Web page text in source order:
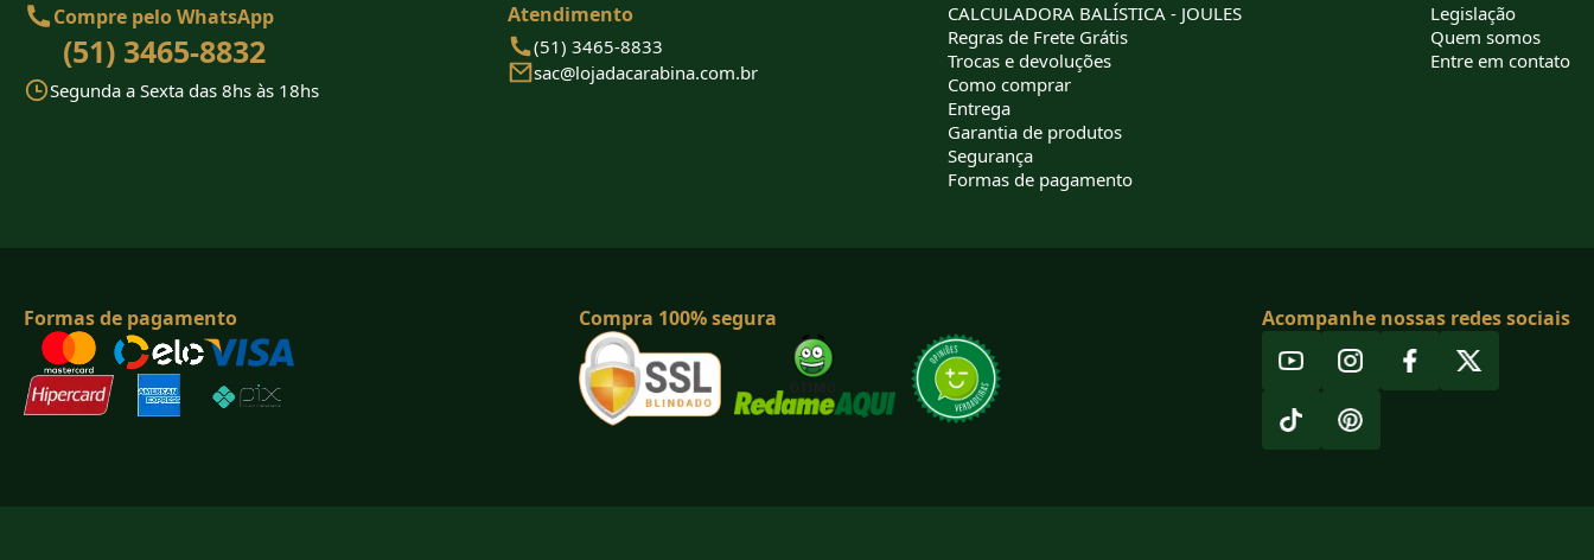
Compre pelo WhatsApp
(51) 3465-8832
Segunda a Sexta das 8hs às 18hs
Atendimento
(51) 3465-8833
sac@lojadacarabina.com.br
CALCULADORA BALÍSTICA - JOULES
Regras de Frete Grátis
Trocas e devoluções
Como comprar
Entrega
Garantia de produtos
Segurança
Formas de pagamento
Legislação
Quem somos
Entre em contato
Formas de pagamento Compra 100% segura Acompanhe nossas redes sociais